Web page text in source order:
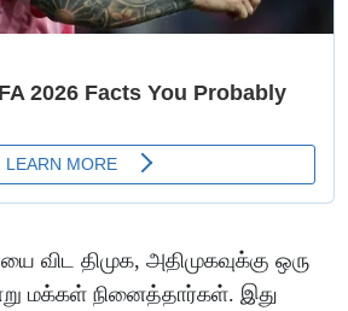
விட திமுக, அதிமுகவுக்கு ஒரு
மக்கள் நினைத்தார்கள். இது